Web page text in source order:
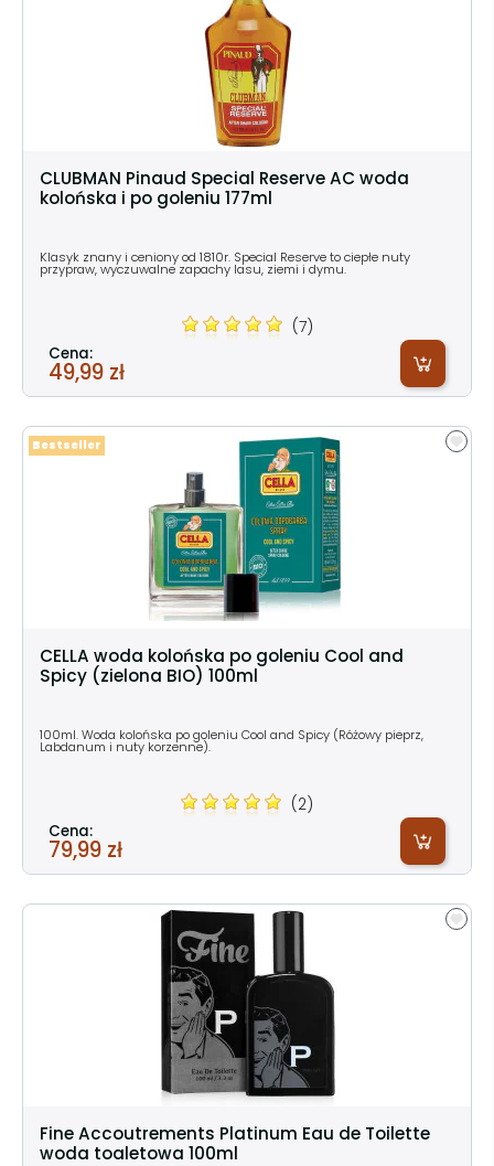
CLUBMAN Pinaud Special Reserve AC woda
kolońska i po goleniu 177ml
Klasyk znany i ceniony od 1810r. Special Reserve to ciepłe nuty
przypraw, wyczuwalne zapachy lasu, ziemi i dymu.
(7)
Cena:
49,99 zł
CELLA woda kolońska po goleniu Cool and
Spicy (zielona BIO) 100ml
100ml. Woda kolońska po goleniu Cool and Spicy (Różowy pieprz,
Labdanum i nuty korzenne).
(2)
Cena:
79,99 zł
Bestseller
Fine Accoutrements Platinum Eau de Toilette
woda toaletowa 100ml